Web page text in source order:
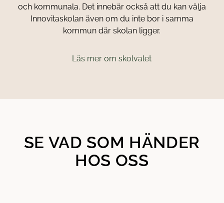
och kommunala. Det innebär också att du kan välja
Innovitaskolan även om du inte bor i samma
kommun där skolan ligger.
Läs mer om skolvalet
SE VAD SOM HÄNDER
HOS OSS